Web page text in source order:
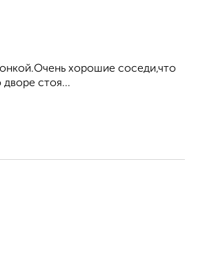
хорошие соседи,что
стоя...